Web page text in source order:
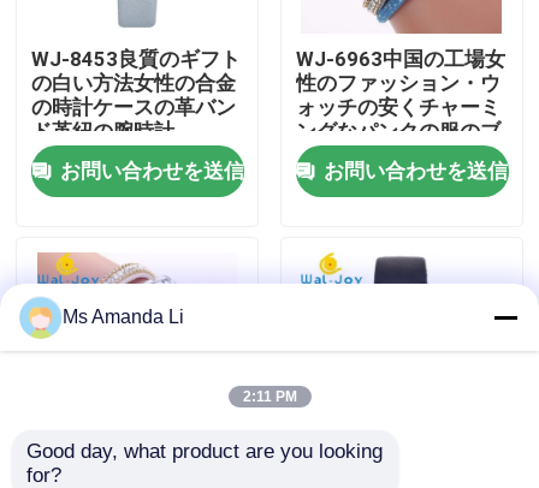
工場旅行
品質管理
私達に連絡しなさい
ニュース
場合
IVC補足
WJ-8453良質のギフト
の白い方法女性の合金
の時計ケースの革バン
ド革紐の腕時計
お問い合わせを送信
WJ-6963中国の工場女
性のファッション・ウ
ォッチの安くチャーミ
ングなパンクの服のブ
レスレットのレディー
ス・ウォッチ柔らかい
生地の女の子の腕時計
お問い合わせを送信
WJ-6963新しい到着の
Ms Amanda Li
2:11 PM
Good day, what product are you looking
for?